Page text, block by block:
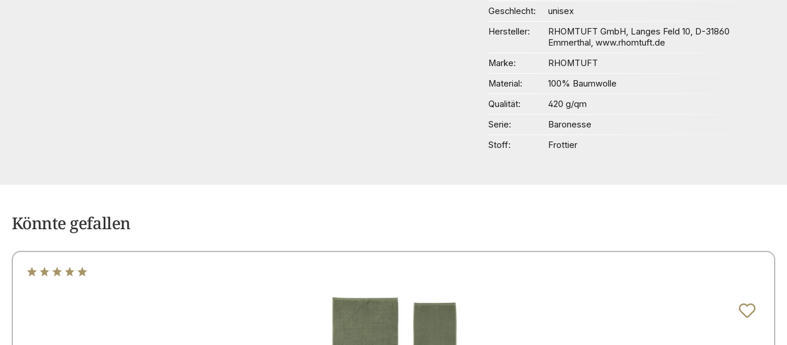
Geschlecht
unisex
Hersteller
RHOMTUFT GmbH, Langes Feld 10, D-31860
Emmerthal, www.rhomtuft.de
Marke
RHOMTUFT
Material
100% Baumwolle
Qualität
420 g/qm
Serie
Baronesse
Stoff
Frottier
Könnte gefallen